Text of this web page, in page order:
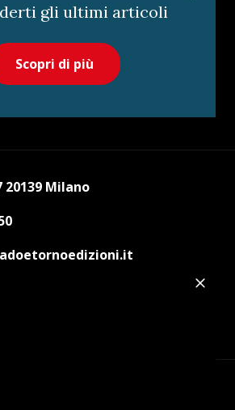
gli ultimi articoli
Scopri di più
20139 Milano